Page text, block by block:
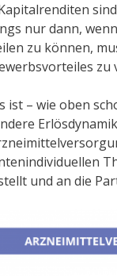
nur dann,
zu können,
zu
ist – wie oben
und an die